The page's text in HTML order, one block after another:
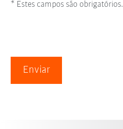
* Estes campos são obrigatórios.
Enviar